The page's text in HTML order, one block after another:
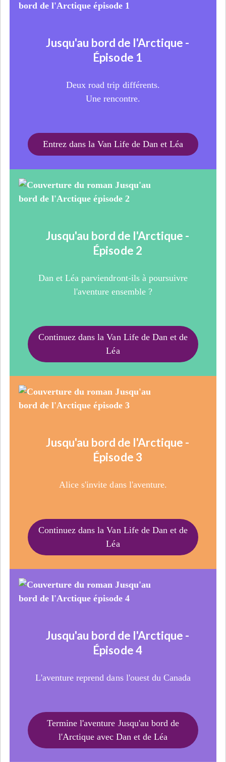
Jusqu'au bord de l'Arctique -
Épisode 1
Deux road trip différents.
Une rencontre.
Entrez dans la Van Life de Dan et Léa
Jusqu'au bord de l'Arctique -
Épisode 2
Dan et Léa parviendront-ils à poursuivre
l'aventure ensemble ?
Continuez dans la Van Life de Dan et de
Léa
Jusqu'au bord de l'Arctique -
Épisode 3
Alice s'invite dans l'aventure.
Continuez dans la Van Life de Dan et de
Léa
Jusqu'au bord de l'Arctique -
Épisode 4
L'aventure reprend dans l'ouest du Canada
Termine l'aventure Jusqu'au bord de
l'Arctique avec Dan et de Léa